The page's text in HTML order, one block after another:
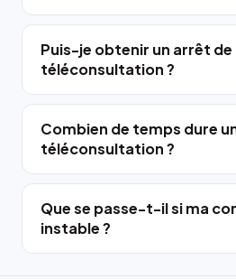
Puis-je obtenir un arrêt de
téléconsultation ?
Combien de temps dure
téléconsultation ?
Que se passe-t-il si ma
instable ?